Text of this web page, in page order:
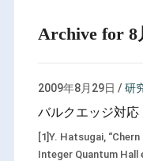
Archive for 8
2009年8月29日 / 研
バルクエッジ対応
[1]Y. Hatsugai,
Integer Quantum Hall